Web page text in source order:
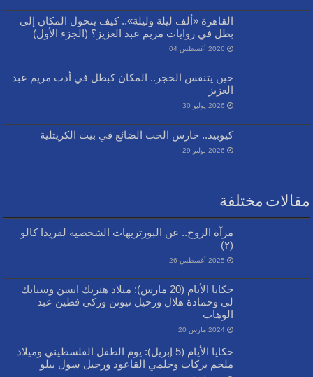
القاهرة «ألف ليلة وليلة».. كيف يتحول المكان إلى
بطل في روايات مريم عبد العزيز؟ (الجزء الأول)
2026 أغسطس 04
حين يتنفس الحجر.. المكان كبطل في أدب مريم عبد
العزيز
2026 يوليو 30
كيوبيد.. حارس الحب الضائع في بيت الكريتلية
2026 يوليو 29
مقالات مختلفة
مرآة الروح.. عن البورتريهات الشخصية لفريدا كالو
(٢)
2025 أغسطس 26
حكايا الأيام (20 مارس): ميلاد هنريك ابسن وسبايك
لي وحمادة هلال ورحيل نيوتن وزكي فطين عبد
الوهاب
2024 مارس 20
حكايا الأيام (5 إبريل): يوم الطفل الفلسطيني وميلاد
ملحم بركات وحلمي القاعود ورحيل سول بيلو